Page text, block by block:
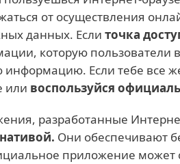
от осуществления
данных. Если точка
которую пользователи
информацию. Если тебе все
или воспользуйся
разработанные
Они обеспечивают
приложение может